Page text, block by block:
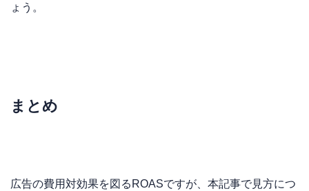
ょう。
まとめ
広告の費用対効果を図るROASですが、本記事で見方につ